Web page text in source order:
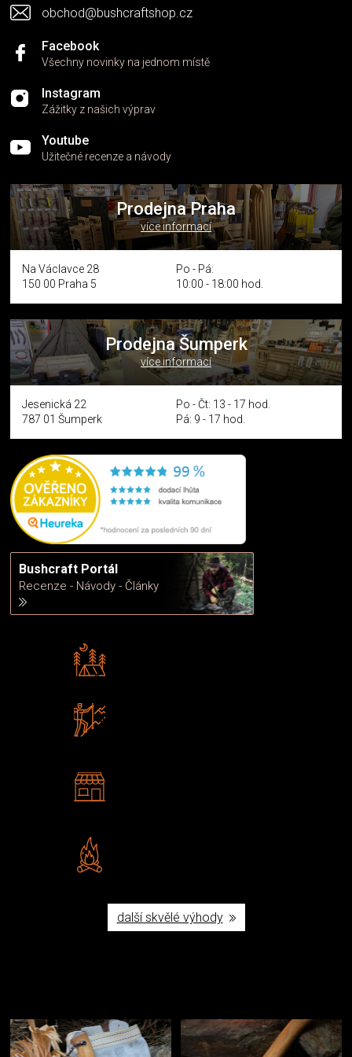
u
obchod@bushcraftshop.cz
Facebook
Všechny novinky na jednom místě
Instagram
Zážitky z našich výprav
Youtube
Užitečné recenze a návody
Prodejna Praha
více informací
Na Václavce 28
150 00 Praha 5
Po - Pá:
10:00 - 18:00 hod.
Prodejna Šumperk
více informací
Jesenická 22
787 01 Šumperk
Po - Čt: 13 - 17 hod.
Pá: 9 - 17 hod.
Bushcraft Portál
Recenze - Návody - Články
další skvělé výhody